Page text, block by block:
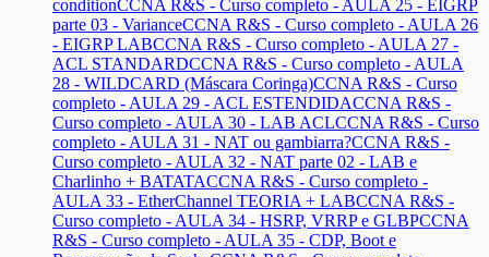
conditionCCNA R&S - Curso completo - AULA 25 - EIGRP
parte 03 - VarianceCCNA R&S - Curso completo - AULA 26
- EIGRP LABCCNA R&S - Curso completo - AULA 27 -
ACL STANDARDCCNA R&S - Curso completo - AULA
28 - WILDCARD (Máscara Coringa)CCNA R&S - Curso
completo - AULA 29 - ACL ESTENDIDACCNA R&S -
Curso completo - AULA 30 - LAB ACLCCNA R&S - Curso
completo - AULA 31 - NAT ou gambiarra?CCNA R&S -
Curso completo - AULA 32 - NAT parte 02 - LAB e
Charlinho + BATATACCNA R&S - Curso completo -
AULA 33 - EtherChannel TEORIA + LABCCNA R&S -
Curso completo - AULA 34 - HSRP, VRRP e GLBPCCNA
R&S - Curso completo - AULA 35 - CDP, Boot e